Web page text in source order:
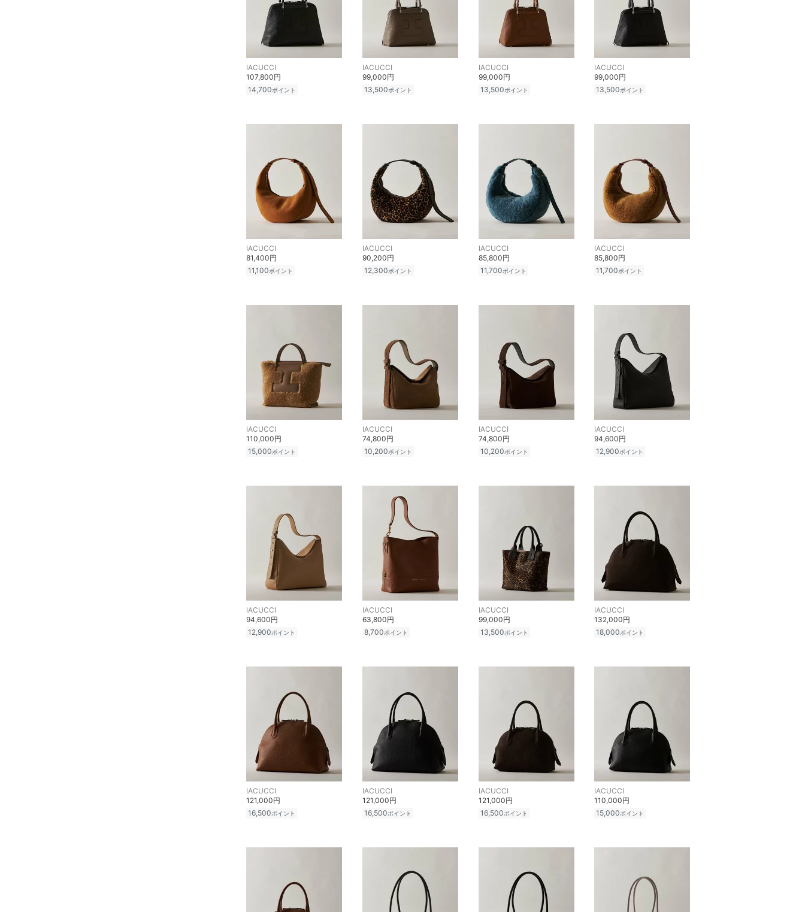
IACUCCI
107,800円
14,700ポイント
IACUCCI
99,000円
13,500ポイント
IACUCCI
99,000円
13,500ポイント
IACUCCI
99,000円
13,500ポイント
IACUCCI
81,400円
11,100ポイント
IACUCCI
90,200円
12,300ポイント
IACUCCI
85,800円
11,700ポイント
IACUCCI
85,800円
11,700ポイント
IACUCCI
110,000円
15,000ポイント
IACUCCI
74,800円
10,200ポイント
IACUCCI
74,800円
10,200ポイント
IACUCCI
94,600円
12,900ポイント
IACUCCI
94,600円
12,900ポイント
IACUCCI
63,800円
8,700ポイント
IACUCCI
99,000円
13,500ポイント
IACUCCI
132,000円
18,000ポイント
IACUCCI
121,000円
16,500ポイント
IACUCCI
121,000円
16,500ポイント
IACUCCI
121,000円
16,500ポイント
IACUCCI
110,000円
15,000ポイント